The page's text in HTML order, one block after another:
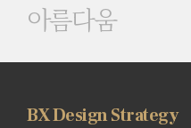
아름다움
BX DesignStrategy